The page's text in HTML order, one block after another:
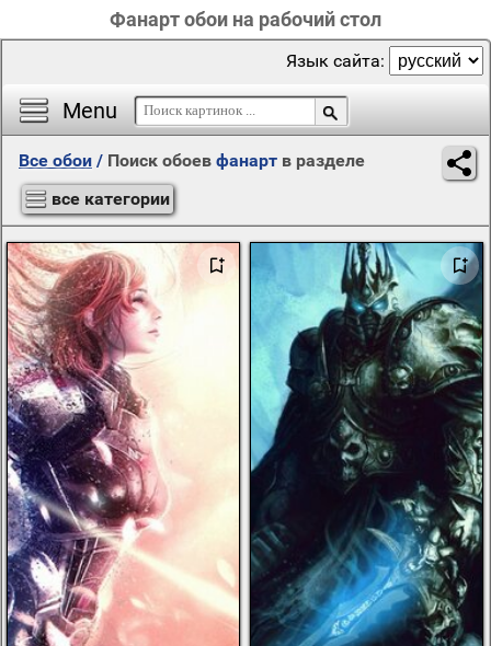
Фанарт обои на рабочий стол
Menu
Язык сайта:
Все обои / Поиск обоев фанарт в разделе
все категории